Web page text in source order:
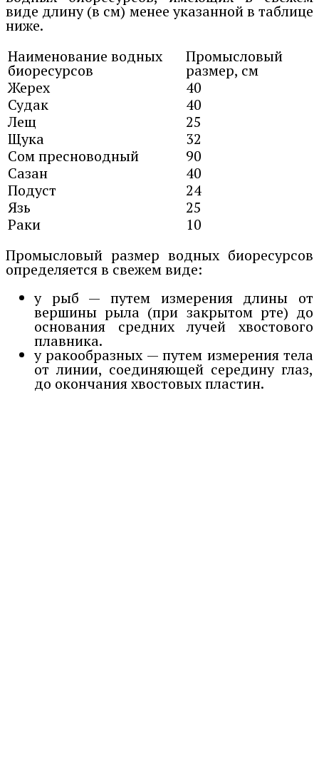
виде длину (в см) менее указанной в таблице
ниже.
Наименование водных
биоресурсов
Промысловый
размер, см
Жерех
40
Судак
40
Лещ
25
Щука
32
Сом пресноводный
90
Сазан
40
Подуст
24
Язь
25
Раки
10
Промысловый размер водных биоресурсов
определяется в свежем виде:
у рыб — путем измерения длины от
вершины рыла (при закрытом рте) до
основания средних лучей хвостового
плавника.
у ракообразных — путем измерения тела
от линии, соединяющей середину глаз,
до окончания хвостовых пластин.